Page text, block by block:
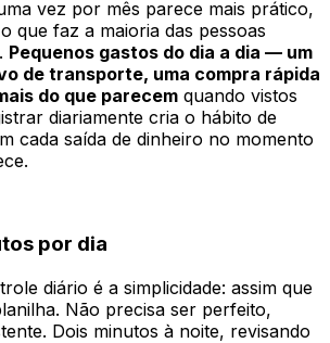
vez por mês parece mais prático,
que faz a maioria das pessoas
Pequenos gastos do dia a dia — um
de transporte, uma compra rápida
do que parecem quando vistos
diariamente cria o hábito de
cada saída de dinheiro no momento
por dia
diário é a simplicidade: assim que
Não precisa ser perfeito,
. Dois minutos à noite, revisando